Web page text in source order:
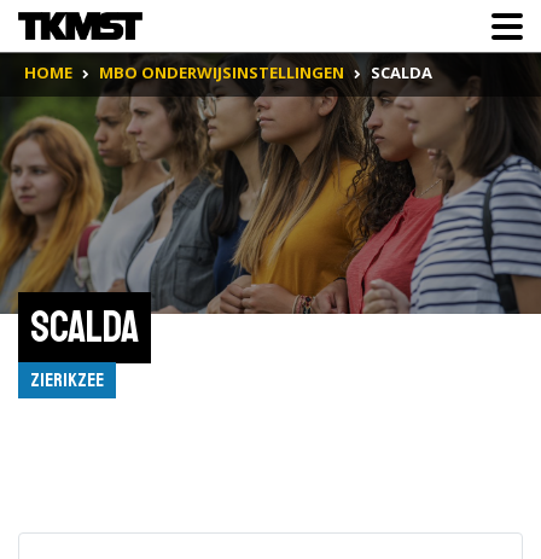
HOME MBO ONDERWIJSINSTELLINGEN SCALDA
Scalda
Zierikzee